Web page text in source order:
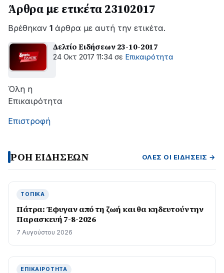
εξέλιξη
οι
εργασίες
ΔΕΔΔΗΕ
για
την
της
βλάβης
Άρθρα με ετικέτα 23102017
Βρέθηκαν 1 άρθρα με αυτή την ετικέτα.
Δελτίο Ειδήσεων 23-10-2017
24 Οκτ 2017 11:34 σε Επικαιρότητα
Όλη η
Επικαιρότητα
Επιστροφή
ΡΟΗ ΕΙΔΗΣΕΩΝ ΌΛΕΣ ΟΙ ΕΙΔΉΣΕΙΣ →
ΤΟΠΙΚΆ
Πάτρα: Έφυγαν από τη ζωή και θα κηδευτούν την
Παρασκευή 7-8-2026
7 Αυγούστου 2026
ΕΠΙΚΑΙΡΌΤΗΤΑ